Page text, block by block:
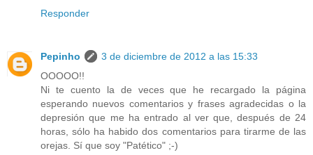
Responder
Pepinho
3 de diciembre de 2012 a las 15:33
OOOOO!!
Ni te cuento la de veces que he recargado la página
esperando nuevos comentarios y frases agradecidas o la
depresión que me ha entrado al ver que, después de 24
horas, sólo ha habido dos comentarios para tirarme de las
orejas. Sí que soy "Patético" ;-)